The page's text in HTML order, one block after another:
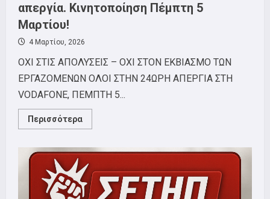
απεργία. Κινητοποίηση Πέμπτη 5
Μαρτίου!
4 Μαρτίου, 2026
ΟΧΙ ΣΤΙΣ ΑΠΟΛΥΣΕΙΣ – ΟΧΙ ΣΤΟΝ ΕΚΒΙΑΣΜΟ ΤΩΝ
ΕΡΓΑΖΟΜΕΝΩΝ ΟΛΟΙ ΣΤΗΝ 24ΩΡΗ ΑΠΕΡΓΙΑ ΣΤΗ
VODAFONE, ΠΕΜΠΤΗ 5...
Περισσότερα
more
Όχι
απολύσεις
στη
Vodafone.
Στηρίζουμε